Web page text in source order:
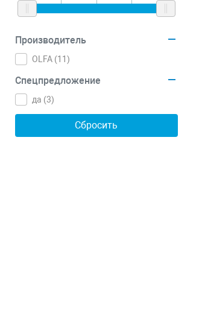
Производитель
OLFA (11 )
Спецпредложение
да (3)